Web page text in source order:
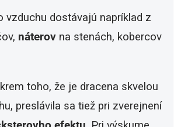
vzduchu dostávajú napríklad z
náterov na stenách, kobercov
toho, že je dracena skvelou
preslávila sa tiež pri zverejnení